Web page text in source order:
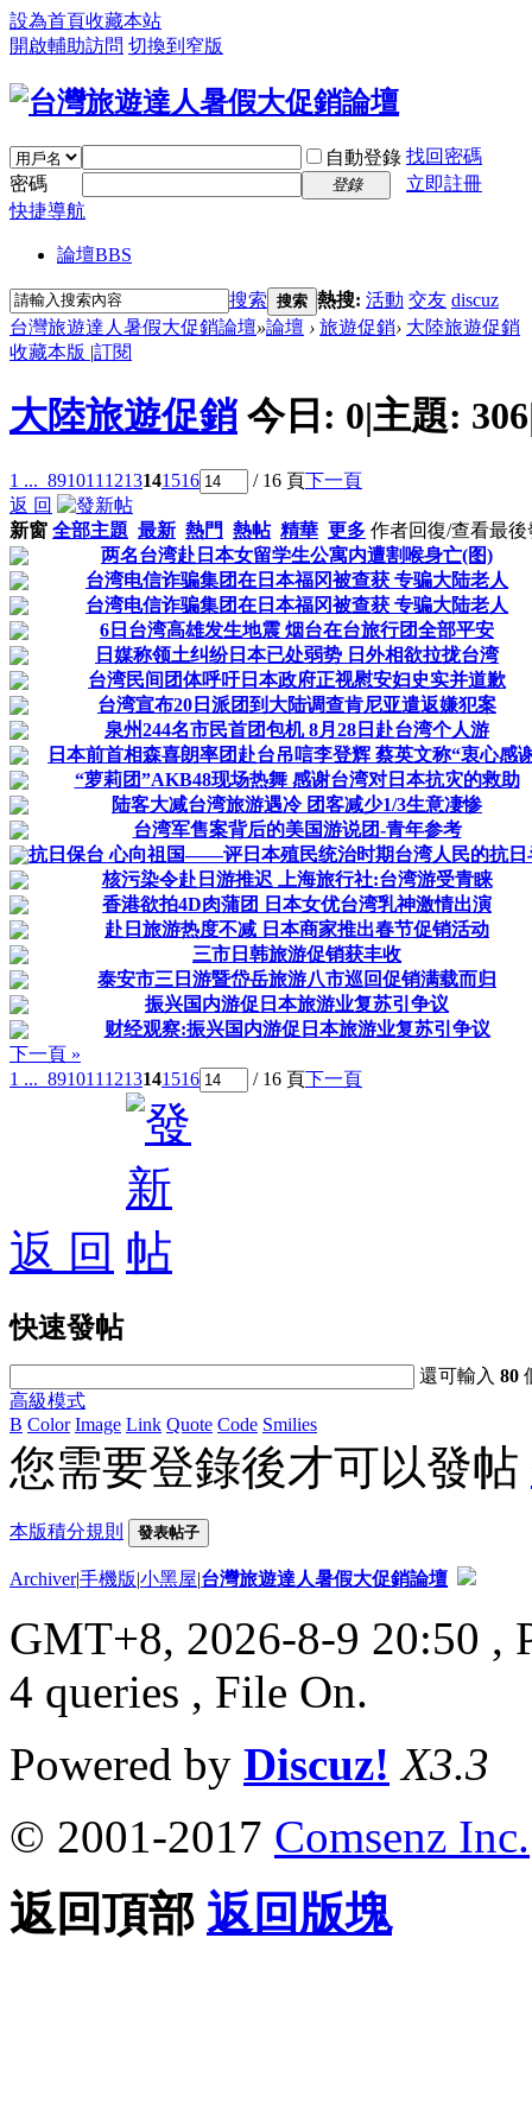
設為首頁收藏本站
開啟輔助訪問 切換到窄版
自動登錄 找回密碼
密碼
登錄
立即註冊
快捷導航
論壇BBS
搜索 搜索 熱搜: 活動 交友 discuz
台灣旅遊達人暑假大促銷論壇»論壇 › 旅遊促銷› 大陸旅遊促銷
收藏本版 |訂閱
大陸旅遊促銷 今日: 0|主題: 306
1 ... 891011 1213141516 / 16 頁下一頁
返 回
新窗 全部主題 最新 熱門 熱帖 精華 更多 作者回復/查看最後
两名台湾赴日本女留学生公寓内遭割喉身亡(图)
台湾电信诈骗集团在日本福冈被查获 专骗大陆老人
台湾电信诈骗集团在日本福冈被查获 专骗大陆老人
6日台湾高雄发生地震 烟台在台旅行团全部平安
日媒称领土纠纷日本已处弱势 日外相欲拉拢台湾
台湾民间团体呼吁日本政府正视慰安妇史实并道歉
台湾宣布20日派团到大陆调查肯尼亚遣返嫌犯案
泉州244名市民首团包机 8月28日赴台湾个人游
日本前首相森喜朗率团赴台吊唁李登辉 蔡英文称“衷心感
“萝莉团”AKB48现场热舞 感谢台湾对日本抗灾的救助
陆客大减台湾旅游遇冷 团客减少1/3生意凄惨
台湾军售案背后的美国游说团-青年参考
抗日保台 心向祖国——评日本殖民统治时期台湾人民的抗日
核污染令赴日游推迟 上海旅行社:台湾游受青睐
香港欲拍4D肉蒲团 日本女优台湾乳神激情出演
赴日旅游热度不减 日本商家推出春节促销活动
三市日韩旅游促销获丰收
泰安市三日游暨岱岳旅游八市巡回促销满载而归
振兴国内游促日本旅游业复苏引争议
财经观察:振兴国内游促日本旅游业复苏引争议
下一頁 »
1 ... 891011 1213141516 / 16 頁下一頁
返 回
快速發帖
還可輸入80
高級模式
B Color Image Link Quote Code Smilies
您需要登錄後才可以發帖
本版積分規則 發表帖子
Archiver|手機版|小黑屋|台灣旅遊達人暑假大促銷論壇
GMT+8, 2026-8-9 20:50 ,
4 queries , File On.
Powered by Discuz! X3.3
© 2001-2017 Comsenz Inc.
返回頂部 返回版塊